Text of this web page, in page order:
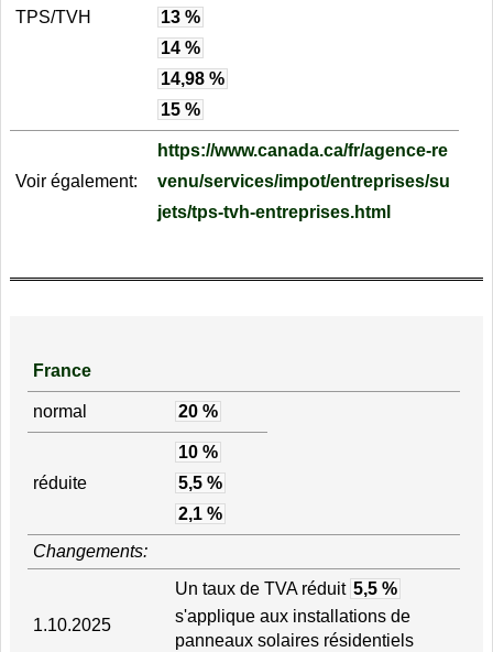
TPS/TVH
13 %
14 %
14,98 %
15 %
Voir également:
https://www.canada.ca/fr/agence-re
venu/services/impot/entreprises/su
jets/tps-tvh-entreprises.html
France
normal 20 %
réduite
10 %
5,5 %
2,1 %
Changements:
1.10.2025
Un taux de TVA réduit 5,5 %
s'applique aux installations de
panneaux solaires résidentiels